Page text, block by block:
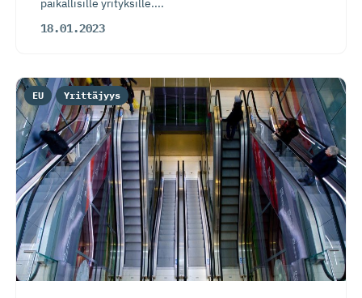
paikallisille yrityksille....
18.01.2023
EU Yrittäjyys